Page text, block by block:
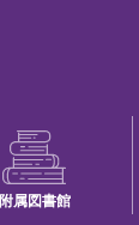
附属図書館